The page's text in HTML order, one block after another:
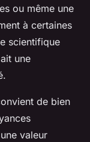
ou même une
à certaines
scientifique
une
de bien
valeur